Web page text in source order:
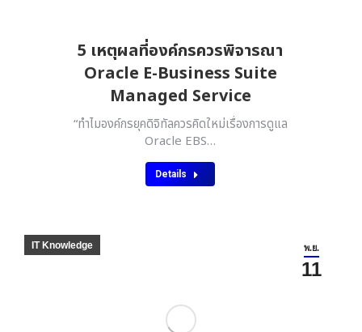
5 เหตุผลที่องค์กรควรพิจารณา
Oracle E-Business Suite
Managed Service
“ทำไมองค์กรยุคดิจิทัลควรคิดใหม่เรื่องการดูแล
Oracle EBS…
Details
พ.ย.
11
IT Knowledge